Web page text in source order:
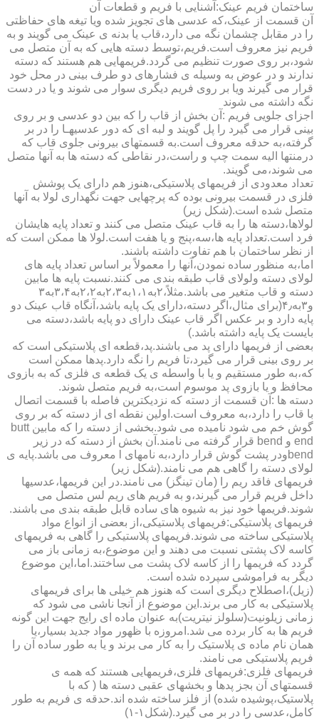
ساختمان فریم عینک:آشنایی با فریم و قطعات آن
آن قسمت از عینک،که عدسی های تجویز شده ویا تیغه های حفاظتی
را در مقابل چشمان نگه می دارد،قاب یا بدنه ی عینک می گویند و به
فریم نیز معروف است.فریم،توسط دسته هایی که به آن متصل می
شود،بر روی صورت تنظیم می گردد.فریمهایی هم هستند که دسته
ندارند و در عوض به وسیله ی فشارهای دو طرف بینی در محل خود
قرار می گیرند ویا بر روی فریم دیگری سوار می شوند و یا در دست
نگه داشته می شوند
اجزای جلویی فریم :آن بخش از قاب را که بین دو عدسی و بر روی
بینی قرار می گیرد را پل گویند و لبه ای که دور عدسیهـا را در بر
گرفته،به حدقه معروف است.به قسمتهای بیرونی جلوی قاب که
درمنتها الیه سمت چپ و راست،در نقاطی که دسته ها به آنها متصل
می شوند،می گویند.
تعداد معدودی از فریمهای پلاستیکی،هنوز هم دارای یک پوشش
فلزی در قسمت بیرونی بوده که پرچهایی جهت نگهداری لولا به آنها
متصل شده است.(شکل زیر)
لولاها،دسته ها را به قاب عینک متصل می کنند و تعداد پایه هایشان
فرد است.تعداد پایه ها،سه،پنج و یا هفت است.لولا ها ممکن است که
از نظر ساختمان با هم تفاوت داشته باشند.
اما،به منظور ساده نمودن،آنها را معمولاً بر اساس تعداد پایه های
لولای دسته ولولای قاب طبقه بندی می کنند.نسبت پایه ها مابین
دسته و قاب متغیر می باشد.مثلاً،۲به۱،۱به۲،۳به۲،۲به۳،۴به۳
و۳به۴٫(برای مثال،اگر دسته،دارای یک پایه باشد،آنگاه قاب عینک دو
پایه دارد و بر عکس اگر قاب عینک دارای دو پایه باشد،دسته می
بایست یک پایه داشته باشد.)
بعضی از فریمها دارای پد می باشند.پد،قطعه ای پلاستیکی است که
بر روی بینی قرار می گیرد،تا فریم را نگه دارد.پدها ممکن است
که،به طور مستقیم و یا با واسطه ی یک قطعه ی فلزی که به بازوی
محافظ و یا بازوی پد موسوم است،به فریم متصل شوند.
دسته ها :آن قسمت از دسته که نزدیکترین فاصله با قسمت اتصال
با قاب را دارد،به معروف است.اولین نقطه ای از دسته که بر روی
گوش خم می شود نامیده می شود.بخشی از دسته را که مابین butt
end و bend قرار گرفته می نامند.آن بخش از دسته که در زیر
bendودر پشت گوش قرار دارد،به نامهای l معروف می باشد.پایه ی
لولای دسته را گاهی هم می نامند.(شکل زیر)
فریمهای فاقد ریم را (مان تینگز) می نامند.در این فریمها،عدسیها
داخل فریم قرار می گیرند،و به فریم های ریم لس متصل می
شوند.فریمها خود نیز به شیوه های ساده قابل طبقه بندی می باشند.
فریمهای پلاستیکی:فریمهای پلاستیکی،از بعضی از انواع مواد
پلاستیکی ساخته می شوند.فریمهای پلاستیکی را گاهی به فریمهای
کاسه لاک پشتی نسبت می دهند و این موضوع،به زمانی باز می
گردد که فریمها را از کاسه لاک پشت می ساختند.اما،این موضوع
دیگر به فراموشی سپرده شده است.
(زیل)،اصطلاح دیگری است که هنوز هم خیلی ها برای فریمهای
پلاستیکی به کار می برند.این موضوع از آنجا ناشی می شود که
زمانی زیلونیت(سلولز نیتریت)به عنوان ماده ای رایج جهت این گونه
فریم ها به کار برده می شد.امروزه با ظهور مواد جدید بسیار،یا
همان نام ماده ی پلاستیک را به کار می برند و یا به طور ساده آن را
فریم پلاستیکی می نامند.
فریمهای فلزی:فریمهای فلزی،فریمهایی هستند که همه ی
قسمتهای آن بجز پدها و بخشهای عقبی دسته ها ( که با
پلاستیک،پوشیده شده) از فلز ساخته شده اند.حدقه ی فریم به طور
کامل،عدسی را در بر می گیرد.(شکل۱-۱)